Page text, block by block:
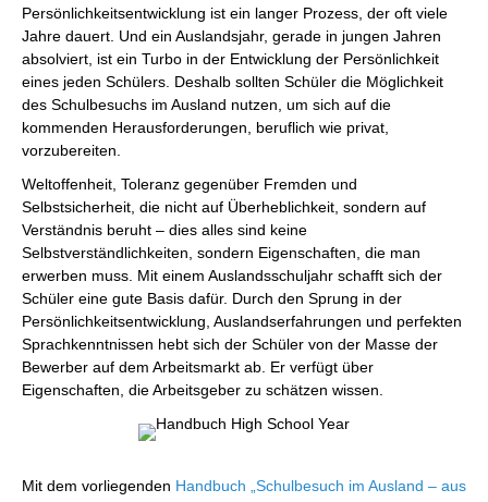
Persönlichkeitsentwicklung ist ein langer Prozess, der oft viele
Jahre dauert. Und ein Auslandsjahr, gerade in jungen Jahren
absolviert, ist ein Turbo in der Entwicklung der Persönlichkeit
eines jeden Schülers. Deshalb sollten Schüler die Möglichkeit
des Schulbesuchs im Ausland nutzen, um sich auf die
kommenden Herausforderungen, beruflich wie privat,
vorzubereiten.
Weltoffenheit, Toleranz gegenüber Fremden und
Selbstsicherheit, die nicht auf Überheblichkeit, sondern auf
Verständnis beruht – dies alles sind keine
Selbstverständlichkeiten, sondern Eigenschaften, die man
erwerben muss. Mit einem Auslandsschuljahr schafft sich der
Schüler eine gute Basis dafür. Durch den Sprung in der
Persönlichkeitsentwicklung, Auslandserfahrungen und perfekten
Sprachkenntnissen hebt sich der Schüler von der Masse der
Bewerber auf dem Arbeitsmarkt ab. Er verfügt über
Eigenschaften, die Arbeitsgeber zu schätzen wissen.
Mit dem vorliegenden Handbuch „Schulbesuch im Ausland – aus